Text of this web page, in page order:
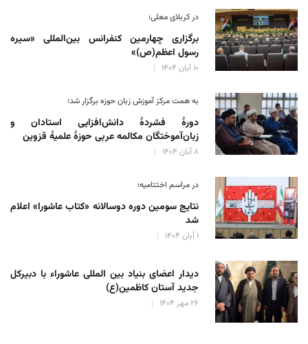
در کربلای معلی؛
برگزاری چهارمین کنفرانس بین‌المللی «سیره
رسول اعظم(ص)»
۱۰ آبان ۱۴۰۴
به همت مرکز آموزش زبان حوزه‌ برگزار شد؛
دورهٔ فشردهٔ دانش‌افزایی استادان و
زبان‌آموختگان مکالمه عربی حوزهٔ علمیهٔ قزوین
۸ آبان ۱۴۰۴
در مراسم اختتامیه؛
نتایج سومین دوره‌ دوسالانه‌ «کتاب عاشورا» اعلام
شد
۱ آبان ۱۴۰۴
دیدار اعضای بنیاد بین المللی عاشوراء با دبیرکل
جدید آستان کاظمین(ع)
۲۶ مهر ۱۴۰۴